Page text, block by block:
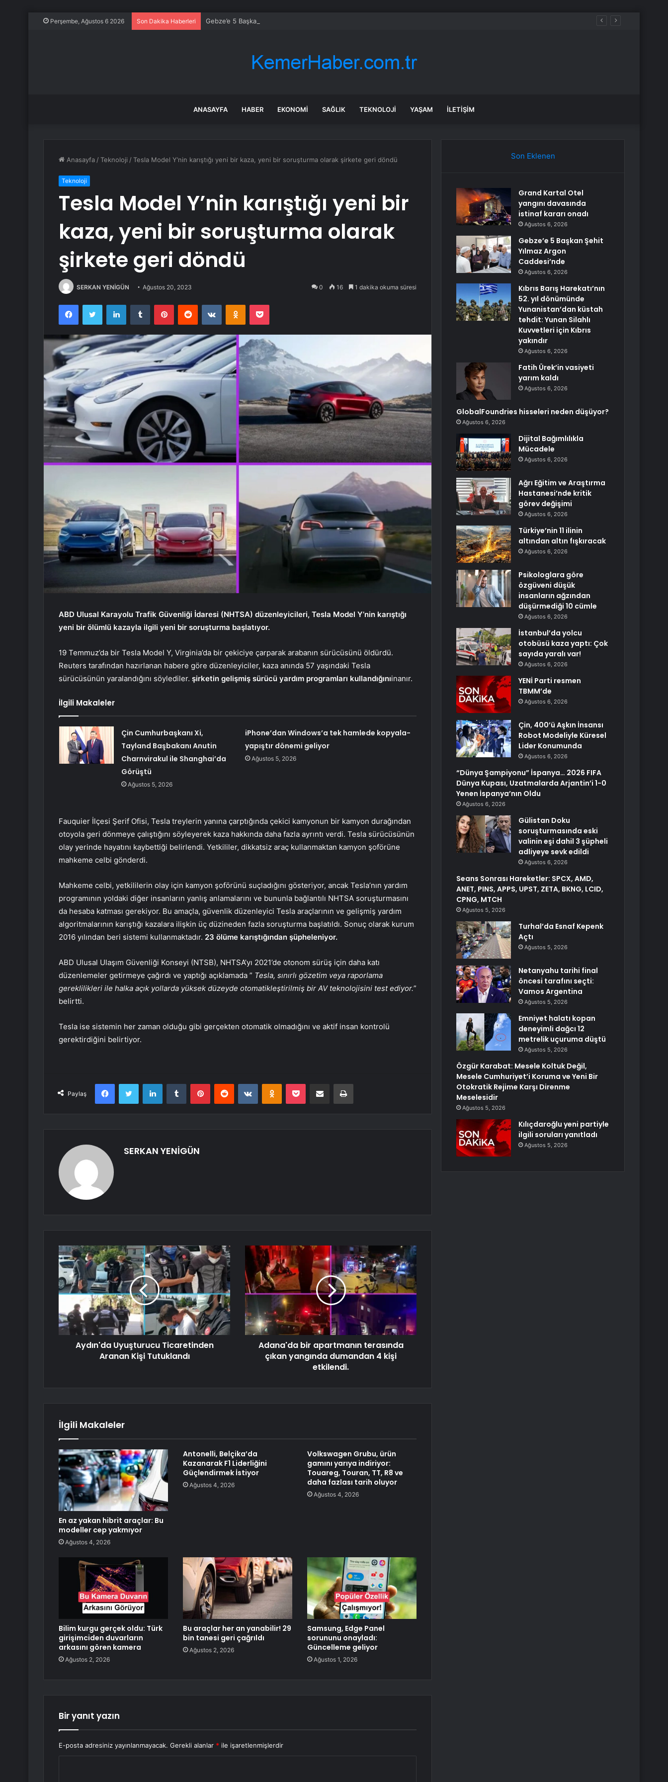
Perşembe, Ağustos 6 2026 Son Dakika Haberleri Gebze’e 5 Başkan Şehit Yılmaz Argon Caddesi’nde
ANASAYFA HABER EKONOMI SAĞLIK TEKNOLOJI YAŞAM İLETIŞIM
Anasayfa /Teknoloji /Tesla Model Y’nin karıştığı yeni bir kaza, yeni bir soruşturma olarak şirkete geri döndü
Teknoloji
Tesla Model Y’nin karıştığı yeni bir
kaza, yeni bir soruşturma olarak
şirkete geri döndü
SERKAN YENİGÜN Ağustos 20, 2023 0 16 1 dakika okuma süresi
FacebookTwitter LinkedInTumblr PinterestReddit VKontakteOdnoklassniki
Pocket
ABD Ulusal Karayolu Trafik Güvenliği İdaresi (NHTSA) düzenleyicileri, Tesla Model Y’nin karıştığı
yeni bir ölümlü kazayla ilgili yeni bir soruşturma başlatıyor.
19 Temmuz’da bir Tesla Model Y, Virginia’da bir çekiciye çarparak arabanın sürücüsünü öldürdü.
Reuters tarafından hazırlanan habere göre düzenleyiciler, kaza anında 57 yaşındaki Tesla
sürücüsünün yaralandığını söylediler. şirketin gelişmiş sürücü yardım programları kullandığınıinanır.
İlgili Makaleler
Çin Cumhurbaşkanı Xi,
Tayland Başbakanı Anutin
Charnvirakul ile Shanghai’da
Görüştü
Ağustos 5, 2026
iPhone’dan Windows’a tek hamlede kopyala-
yapıştır dönemi geliyor
Ağustos 5, 2026
Fauquier İlçesi Şerif Ofisi, Tesla treylerin yanına çarptığında çekici kamyonun bir kamyon durağından
otoyola geri dönmeye çalıştığını söyleyerek kaza hakkında daha fazla ayrıntı verdi. Tesla sürücüsünün
olay yerinde hayatını kaybettiği belirlendi. Yetkililer, dikkatsiz araç kullanmaktan kamyon şoförüne
mahkeme celbi gönderdi.
Mahkeme celbi, yetkililerin olay için kamyon şoförünü suçladığını gösteriyor, ancak Tesla’nın yardım
programının yoldaki diğer insanların yanlış anlamalarını ve bununla bağlantılı NHTSA soruşturmasını
da hesaba katması gerekiyor. Bu amaçla, güvenlik düzenleyici Tesla araçlarının ve gelişmiş yardım
algoritmalarının karıştığı kazalara ilişkin üç düzineden fazla soruşturma başlatıldı. Sonuç olarak kurum
2016 yılından beri sistemi kullanmaktadır. 23 ölüme karıştığından şüpheleniyor.
ABD Ulusal Ulaşım Güvenliği Konseyi (NTSB), NHTSA’yı 2021’de otonom sürüş için daha katı
düzenlemeler getirmeye çağırdı ve yaptığı açıklamada ” Tesla, sınırlı gözetim veya raporlama
gereklilikleri ile halka açık yollarda yüksek düzeyde otomatikleştirilmiş bir AV teknolojisini test ediyor.”
belirtti.
Tesla ise sistemin her zaman olduğu gibi gerçekten otomatik olmadığını ve aktif insan kontrolü
gerektirdiğini belirtiyor.
Paylaş
FacebookTwitter LinkedInTumblr PinterestReddit VKontakteOdnoklassniki
Pocket E-Posta ile paylaş Yazdır
SERKAN YENİGÜN
Aydın'da Uyuşturucu Ticaretinden
Aranan Kişi Tutuklandı
Adana'da bir apartmanın terasında
çıkan yangında dumandan 4 kişi
etkilendi.
İlgili Makaleler
En az yakan hibrit araçlar: Bu
modeller cep yakmıyor
Ağustos 4, 2026
Antonelli, Belçika’da
Kazanarak F1 Liderliğini
Güçlendirmek İstiyor
Ağustos 4, 2026
Volkswagen Grubu, ürün
gamını yarıya indiriyor:
Touareg, Touran, TT, R8 ve
daha fazlası tarih oluyor
Ağustos 4, 2026
Bilim kurgu gerçek oldu: Türk
girişimciden duvarların
arkasını gören kamera
Ağustos 2, 2026
Bu araçlar her an yanabilir! 29
bin tanesi geri çağrıldı
Ağustos 2, 2026
Samsung, Edge Panel
sorununu onayladı:
Güncelleme geliyor
Ağustos 1, 2026
Bir yanıt yazın
E-posta adresiniz yayınlanmayacak. Gerekli alanlar * ile işaretlenmişlerdir
Son Eklenen
Grand Kartal Otel
yangını davasında
istinaf kararı onadı
Ağustos 6, 2026
Gebze’e 5 Başkan Şehit
Yılmaz Argon
Caddesi’nde
Ağustos 6, 2026
Kıbrıs Barış Harekatı’nın
52. yıl dönümünde
Yunanistan’dan küstah
tehdit: Yunan Silahlı
Kuvvetleri için Kıbrıs
yakındır
Ağustos 6, 2026
Fatih Ürek’in vasiyeti
yarım kaldı
Ağustos 6, 2026
GlobalFoundries hisseleri neden düşüyor?
Ağustos 6, 2026
Dijital Bağımlılıkla
Mücadele
Ağustos 6, 2026
Ağrı Eğitim ve Araştırma
Hastanesi’nde kritik
görev değişimi
Ağustos 6, 2026
Türkiye’nin 11 ilinin
altından altın fışkıracak
Ağustos 6, 2026
Psikologlara göre
özgüveni düşük
insanların ağzından
düşürmediği 10 cümle
Ağustos 6, 2026
İstanbul’da yolcu
otobüsü kaza yaptı: Çok
sayıda yaralı var!
Ağustos 6, 2026
YENİ Parti resmen
TBMM’de
Ağustos 6, 2026
Çin, 400’ü Aşkın İnsansı
Robot Modeliyle Küresel
Lider Konumunda
Ağustos 6, 2026
“Dünya Şampiyonu” İspanya… 2026 FIFA
Dünya Kupası, Uzatmalarda Arjantin’i 1-0
Yenen İspanya’nın Oldu
Ağustos 6, 2026
Gülistan Doku
soruşturmasında eski
valinin eşi dahil 3 şüpheli
adliyeye sevk edildi
Ağustos 6, 2026
Seans Sonrası Hareketler: SPCX, AMD,
ANET, PINS, APPS, UPST, ZETA, BKNG, LCID,
CPNG, MTCH
Ağustos 5, 2026
Turhal’da Esnaf Kepenk
Açtı
Ağustos 5, 2026
Netanyahu tarihi final
öncesi tarafını seçti:
Vamos Argentina
Ağustos 5, 2026
Emniyet halatı kopan
deneyimli dağcı 12
metrelik uçuruma düştü
Ağustos 5, 2026
Özgür Karabat: Mesele Koltuk Değil,
Mesele Cumhuriyet’i Koruma ve Yeni Bir
Otokratik Rejime Karşı Direnme
Meselesidir
Ağustos 5, 2026
Kılıçdaroğlu yeni partiyle
ilgili soruları yanıtladı
Ağustos 5, 2026